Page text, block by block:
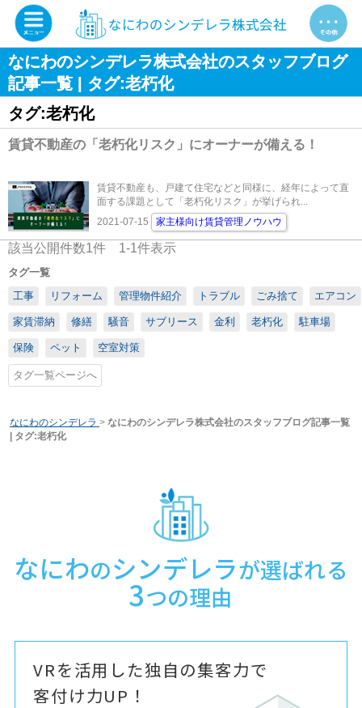
なにわのシンデレラ株式会社のスタッフブログ
記事一覧 | タグ:老朽化
タグ:老朽化
賃貸不動産の「老朽化リスク」にオーナーが備える！
賃貸不動産も、戸建て住宅などと同様に、経年によって直
面する課題として「老朽化リスク」が挙げられ...
2021-07-15
家主様向け賃貸管理ノウハウ
該当公開件数1件 1-1件表示
タグ一覧
工事
リフォーム 管理物件紹介 トラブル ごみ捨て エアコン
家賃滞納 修繕 騒音 サブリース 金利 老朽化 駐車場
保険 ペット 空室対策
タグ一覧ページへ
なにわのシンデレラ > なにわのシンデレラ株式会社のスタッフブログ記事一覧
| タグ:老朽化
なにわのシンデレラが選ばれる
3つの理由
VRを活用した独自の集客力で
客付け力UP！